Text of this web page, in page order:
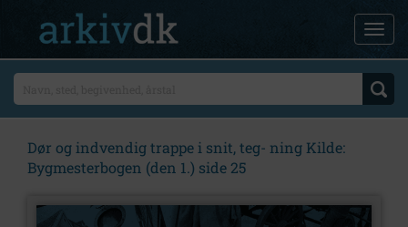
Dør og indvendig trappe i snit, teg- ning Kilde:
Bygmesterbogen (den 1.) side 25